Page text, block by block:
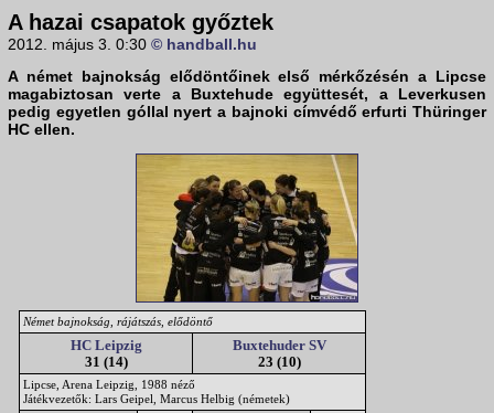
A hazai csapatok győztek
2012. május 3. 0:30 © handball.hu
A német bajnokság elődöntőinek első mérkőzésén a Lipcse
magabiztosan verte a Buxtehude együttesét, a Leverkusen
pedig egyetlen góllal nyert a bajnoki címvédő erfurti Thüringer
HC ellen.
Német bajnokság, rájátszás, elődöntő
HC Leipzig
31 (14)
Buxtehuder SV
23 (10)
Lipcse, Arena Leipzig, 1988 néző
Játékvezetők: Lars Geipel, Marcus Helbig (németek)